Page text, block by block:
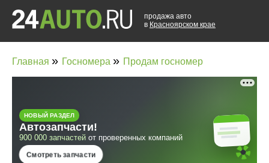
продажа авто
в Красноярском крае
Главная » Госномера » Продам госномер